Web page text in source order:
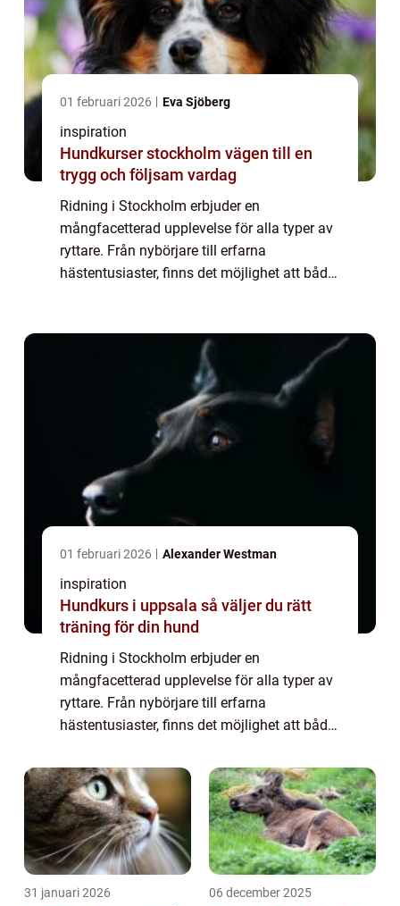
01 februari 2026 Eva Sjöberg
inspiration
Hundkurser stockholm vägen till en
trygg och följsam vardag
Ridning i Stockholm erbjuder en
mångfacetterad upplevelse för alla typer av
ryttare. Från nybörjare till erfarna
hästentusiaster, finns det möjlighet att både
01 februari 2026 Alexander Westman
inspiration
Hundkurs i uppsala så väljer du rätt
träning för din hund
Ridning i Stockholm erbjuder en
mångfacetterad upplevelse för alla typer av
ryttare. Från nybörjare till erfarna
hästentusiaster, finns det möjlighet att både
f&aum...
31 januari 2026 06 december 2025